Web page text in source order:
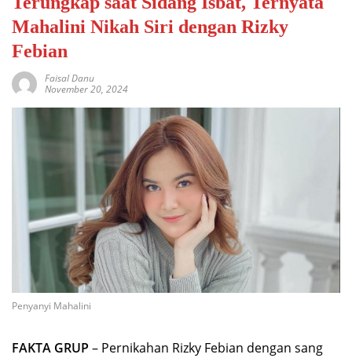
Mahalini Nikah Siri dengan Rizky
Febian
Faisal Danu
November 20, 2024
Penyanyi Mahalini
FAKTA GRUP – Pernikahan Rizky Febian dengan sang